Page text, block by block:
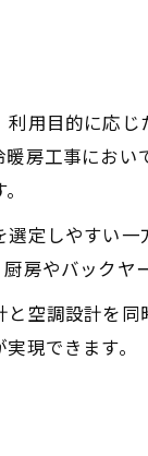
用目的に応
房工事にお
定しやすい
房やバックヤ
空調設計を
現できます。